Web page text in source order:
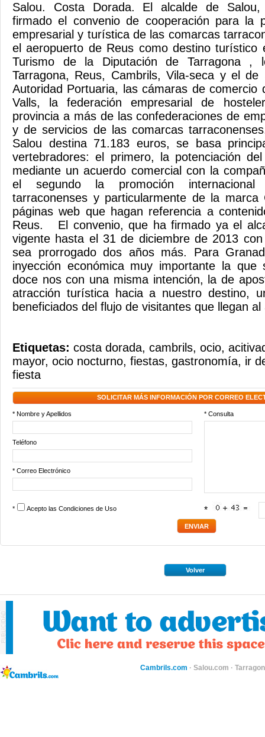
Salou. Costa Dorada. El alcalde de
firmado el convenio de cooperación para la
empresarial y turística de las comarcas
el aeropuerto de Reus como destino turístico
Turismo de la Diputación de Tarragona ,
Tarragona, Reus, Cambrils, Vila-seca y el
Autoridad Portuaria, las cámaras de comercio
Valls, la federación empresarial de
provincia a más de las confederaciones de
y de servicios de las comarcas
Salou destina 71.183 euros, se basa
vertebradores: el primero, la potenciación
mediante un acuerdo comercial con la
el segundo la promoción
tarraconenses y particularmente de la
páginas web que hagan referencia a
Reus. El convenio, que ha firmado ya el
vigente hasta el 31 de diciembre de 2013
sea prorrogado dos años más. Para
inyección económica muy importante la
doce nos con una misma intención, la de
atracción turística hacia a nuestro destino,
beneficiados del flujo de visitantes que llegan
Etiquetas: costa dorada, cambrils, ocio,
mayor, ocio nocturno, fiestas, gastronomía, ir
fiesta
SOLICITAR MÁS INFORMACIÓN POR CORREO
* Nombre y Apellidos * Consulta
Teléfono
* Correo Electrónico
* Acepto las Condiciones de Uso *
Volver
Cambrils.com · Salou.com ·